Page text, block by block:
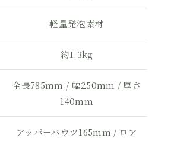
軽量発泡素材
約1.3kg
全長785mm / 幅250mm / 厚さ
140mm
アッパーバウツ165mm / ロア